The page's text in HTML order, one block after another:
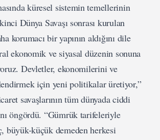
küresel sistemin temellerinin
Dünya Savaşı sonrası kurulan
korumacı bir yapının aldığını dile
ekonomik ve siyasal düzenin sonuna
Devletler, ekonomilerini ve
için yeni politikalar üretiyor,”
savaşlarının tüm dünyada ciddi
öngördü. “Gümrük tarifeleriyle
büyük-küçük demeden herkesi